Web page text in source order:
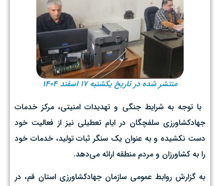
منتشر شده در تاریخ یکشنبه ۱۷ اسفند ۱۴۰۴
‌ با توجه به شرایط جنگی و تهدیدات امنیتی، مرکز خدمات
جهادکشاورزی سلفچگان در ایام تعطیلی نیز از فعالیت خود
دست نکشیده و به عنوان یک سنگر ثبات تولید، خدمات خود
را به کشاورزان و مردم منطقه ارائه می‌دهد. ‌
به گزارش روابط عمومی سازمان جهادکشاورزی استان قم، در